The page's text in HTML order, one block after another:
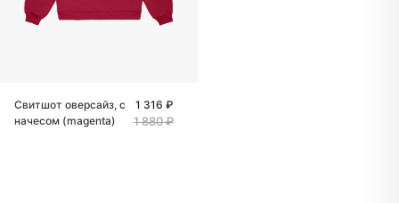
Свитшот оверсайз, с
начесом (magenta)
1 316 ₽
1 880 ₽